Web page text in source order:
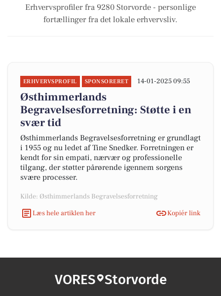
Erhvervsprofiler fra 9280 Storvorde - personlige
fortællinger fra det lokale erhvervsliv.
ERHVERVSPROFIL SPONSORERET 14-01-2025 09:55
Østhimmerlands
Begravelsesforretning: Støtte i en
svær tid
Østhimmerlands Begravelsesforretning er grundlagt
i 1955 og nu ledet af Tine Snedker. Forretningen er
kendt for sin empati, nærvær og professionelle
tilgang, der støtter pårørende igennem sorgens
svære processer.
Kilde: Østhimmerlands Begravelsesforretning
Læs hele artiklen her
Kopiér link
VORES Storvorde